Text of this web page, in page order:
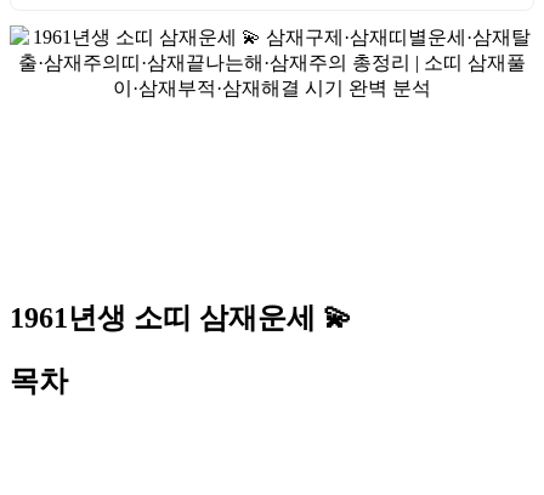
1961년생 소띠 삼재운세 💫
목차